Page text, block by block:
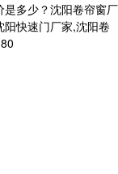
多少？沈阳卷帘窗厂
快速门厂家,沈阳卷